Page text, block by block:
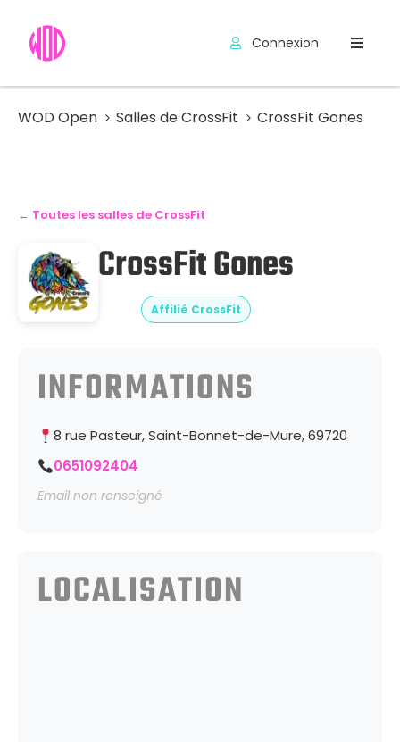
Hyrox
Outils
Codes
Connexion
WOD Open Salles de CrossFit CrossFit Gones
← Toutes les salles de CrossFit
CrossFit Gones
Affilié CrossFit
INFORMATIONS
8 rue Pasteur, Saint-Bonnet-de-Mure, 69720
0651092404
Email non renseigné
LOCALISATION